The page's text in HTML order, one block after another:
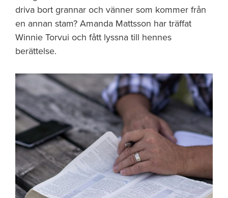
driva bort grannar och vänner som kommer från
en annan stam? Amanda Mattsson har träffat
Winnie Torvui och fått lyssna till hennes
berättelse.